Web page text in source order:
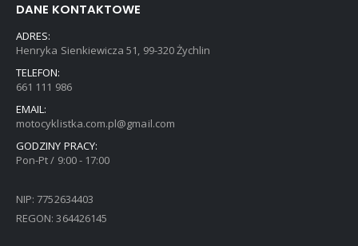
DANE KONTAKTOWE
ADRES:
Henryka Sienkiewicza 51, 99-320 Żychlin
TELEFON:
661 111 986
EMAIL:
motocyklistka.com.pl@gmail.com
GODZINY PRACY:
Pon-Pt / 9:00 - 17:00
NIP: 7752634403
REGON: 364426145